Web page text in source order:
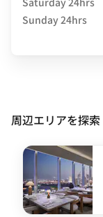
Sunday 24hrs
周辺エリアを探索